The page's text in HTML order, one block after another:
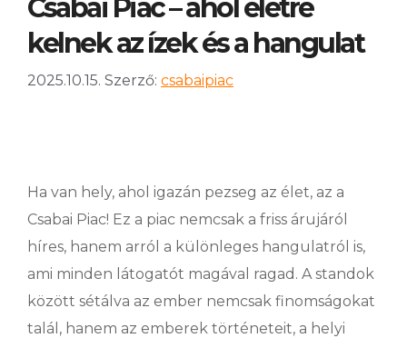
Csabai Piac – ahol életre
kelnek az ízek és a hangulat
2025.10.15. Szerző: csabaipiac
Ha van hely, ahol igazán pezseg az élet, az a
Csabai Piac! Ez a piac nemcsak a friss árujáról
híres, hanem arról a különleges hangulatról is,
ami minden látogatót magával ragad. A standok
között sétálva az ember nemcsak finomságokat
talál, hanem az emberek történeteit, a helyi